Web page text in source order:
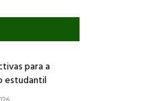
para a
estudantil